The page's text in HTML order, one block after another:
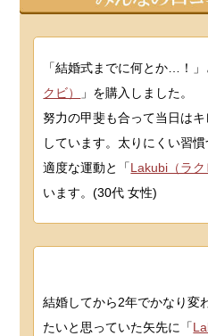
「結婚式までに何とか…！
クビ）
」を購入しまし
努力の甲斐も合って当日は
しています。太りにくい習
適度な運動と「Lakubi（ラク
います。(30代 女性)
結婚してから2年でかなり変
たいと思っていた矢先に「